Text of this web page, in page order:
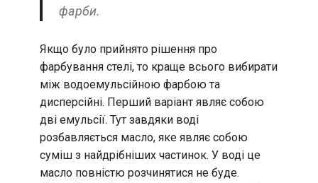
фарби.
Якщо було прийнято рішення про
фарбування стелі, то краще всього вибирати
між водоемульсійною фарбою та
дисперсійні. Перший варіант являє собою
дві емульсії. Тут завдяки воді
розбавляється масло, яке являє собою
суміш з найдрібніших частинок. У воді це
масло повністю розчинятися не буде.